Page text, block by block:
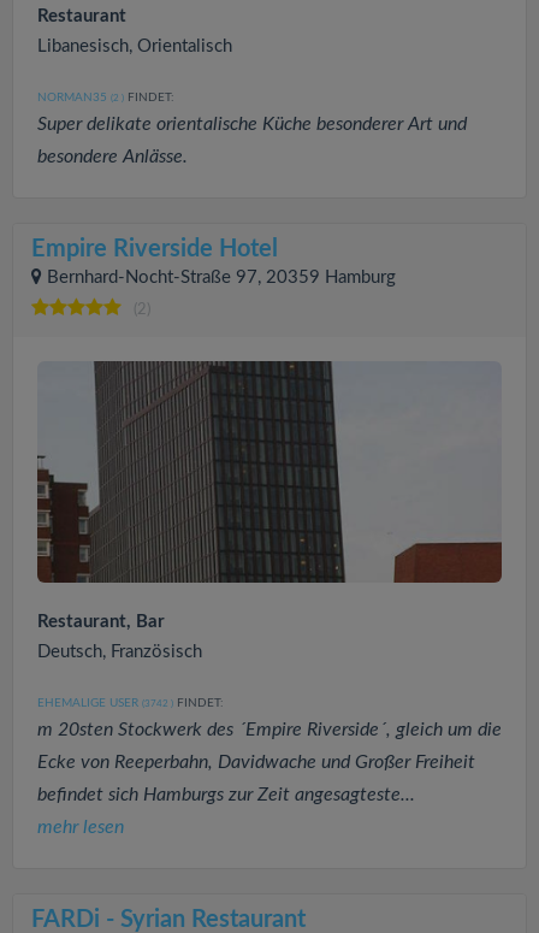
Restaurant
Libanesisch, Orientalisch
NORMAN35 (2 ) FINDET:
Super delikate orientalische Küche besonderer Art und
besondere Anlässe.
Empire Riverside Hotel
Bernhard-Nocht-Straße 97, 20359 Hamburg
(2)
Restaurant, Bar
Deutsch, Französisch
EHEMALIGE USER (3742 ) FINDET:
m 20sten Stockwerk des ´Empire Riverside´, gleich um die
Ecke von Reeperbahn, Davidwache und Großer Freiheit
befindet sich Hamburgs zur Zeit angesagteste...
mehr lesen
FARDi - Syrian Restaurant